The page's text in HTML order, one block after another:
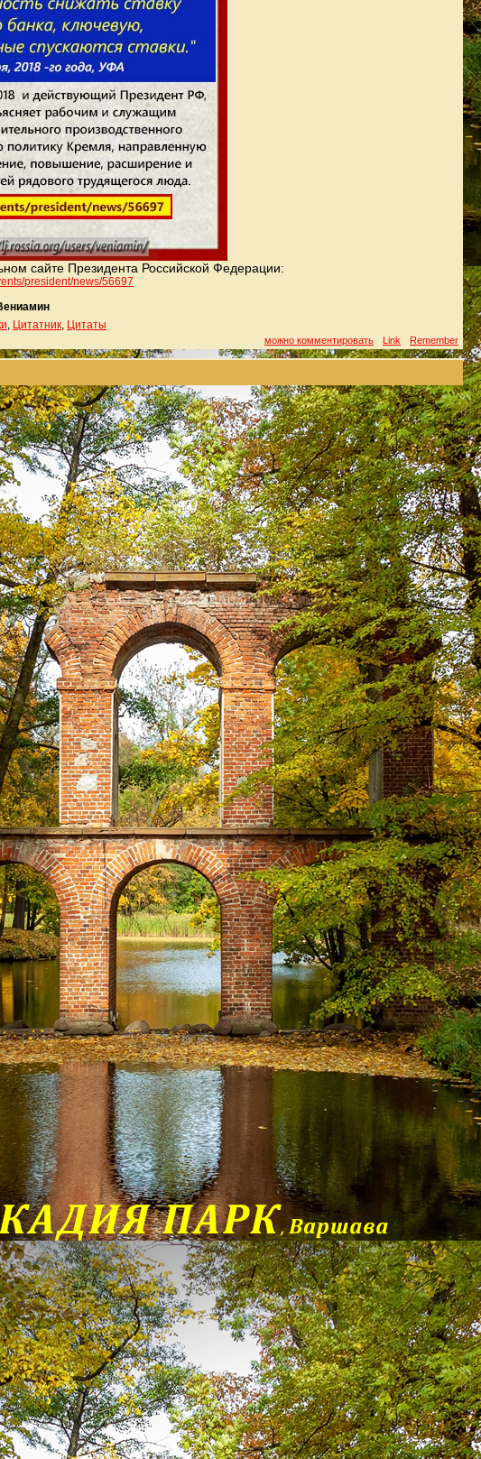
сайте Президента Российской Федерации:
president/news/56697
, Цитатник, Цитаты
можно комментировать Link Remember